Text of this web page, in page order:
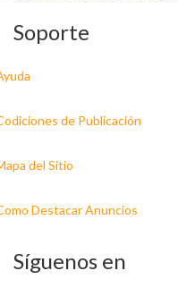
Soporte
de Publicación
del Sitio
Destacar Anuncios
Síguenos en